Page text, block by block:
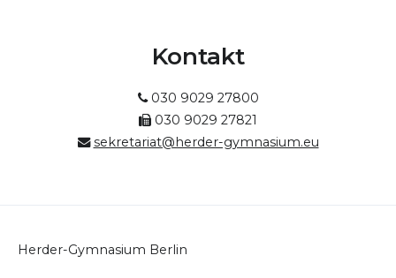
Kontakt
030 9029 27800
030 9029 27821
sekretariat@herder-gymnasium.eu
Herder-Gymnasium Berlin